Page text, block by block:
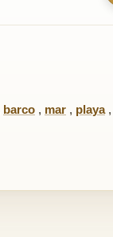
barco , mar , playa,